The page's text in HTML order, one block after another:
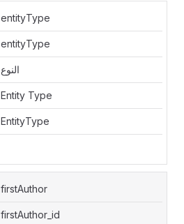
entityType
entityType
النوع
Entity Type
EntityType
firstAuthor
firstAuthor_id